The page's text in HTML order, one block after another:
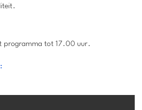
programma tot 17.00 uur.